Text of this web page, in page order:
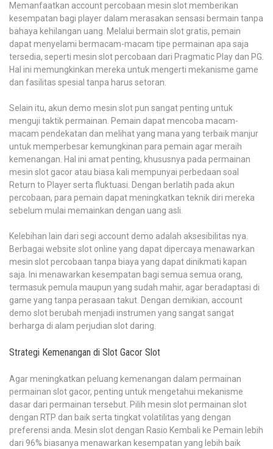
Memanfaatkan account percobaan mesin slot memberikan
kesempatan bagi player dalam merasakan sensasi bermain tanpa
bahaya kehilangan uang. Melalui bermain slot gratis, pemain
dapat menyelami bermacam-macam tipe permainan apa saja
tersedia, seperti mesin slot percobaan dari Pragmatic Play dan PG.
Hal ini memungkinkan mereka untuk mengerti mekanisme game
dan fasilitas spesial tanpa harus setoran.
Selain itu, akun demo mesin slot pun sangat penting untuk
menguji taktik permainan. Pemain dapat mencoba macam-
macam pendekatan dan melihat yang mana yang terbaik manjur
untuk memperbesar kemungkinan para pemain agar meraih
kemenangan. Hal ini amat penting, khususnya pada permainan
mesin slot gacor atau biasa kali mempunyai perbedaan soal
Return to Player serta fluktuasi. Dengan berlatih pada akun
percobaan, para pemain dapat meningkatkan teknik diri mereka
sebelum mulai memainkan dengan uang asli.
Kelebihan lain dari segi account demo adalah aksesibilitas nya.
Berbagai website slot online yang dapat dipercaya menawarkan
mesin slot percobaan tanpa biaya yang dapat dinikmati kapan
saja. Ini menawarkan kesempatan bagi semua semua orang,
termasuk pemula maupun yang sudah mahir, agar beradaptasi di
game yang tanpa perasaan takut. Dengan demikian, account
demo slot berubah menjadi instrumen yang sangat sangat
berharga di alam perjudian slot daring.
Strategi Kemenangan di Slot Gacor Slot
Agar meningkatkan peluang kemenangan dalam permainan
permainan slot gacor, penting untuk mengetahui mekanisme
dasar dari permainan tersebut. Pilih mesin slot permainan slot
dengan RTP dan baik serta tingkat volatilitas yang dengan
preferensi anda. Mesin slot dengan Rasio Kembali ke Pemain lebih
dari 96% biasanya menawarkan kesempatan yang lebih baik